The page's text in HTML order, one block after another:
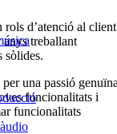
rols d’atenció al client
anys treballant
sòlides.
una passió
funcionalitats i
funcionalitats